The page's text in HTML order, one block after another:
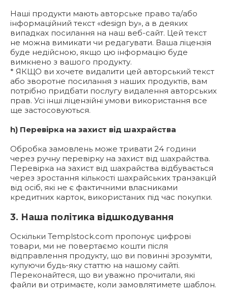
Наші продукти мають авторське право та/або
інформаційний текст «design by», а в деяких
випадках посилання на наш веб-сайт. Цей текст
не можна вимикати чи редагувати. Ваша ліцензія
буде недійсною, якщо цю інформацію буде
вимкнено з вашого продукту.
* ЯКЩО ви хочете видалити цей авторський текст
або зворотне посилання з наших продуктів, вам
потрібно придбати послугу видалення авторських
прав. Усі інші ліцензійні умови використання все
ще застосовуються.
h) Перевірка на захист від шахрайства
Обробка замовлень може тривати 24 години
через ручну перевірку на захист від шахрайства.
Перевірка на захист від шахрайства відбувається
через зростання кількості шахрайських транзакцій
від осіб, які не є фактичними власниками
кредитних карток, використаних під час покупки.
3. Наша політика відшкодування
Оскільки Templstock.com пропонує цифрові
товари, ми не повертаємо кошти після
відправлення продукту, що ви повинні зрозуміти,
купуючи будь-яку статтю на нашому сайті.
Переконайтеся, що ви уважно прочитали, які
файли ви отримаєте, коли замовлятимете шаблон.